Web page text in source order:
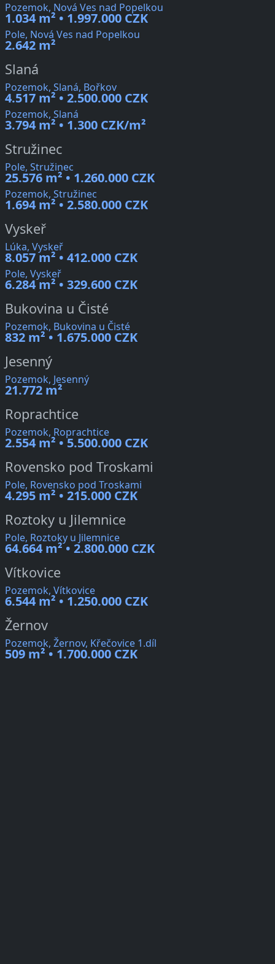
Pozemok, Nová Ves nad Popelkou
1.034 m² • 1.997.000 CZK
Pole, Nová Ves nad Popelkou
2.642 m²
Slaná
Pozemok, Slaná, Bořkov
4.517 m² • 2.500.000 CZK
Pozemok, Slaná
3.794 m² • 1.300 CZK/m²
Stružinec
Pole, Stružinec
25.576 m² • 1.260.000 CZK
Pozemok, Stružinec
1.694 m² • 2.580.000 CZK
Vyskeř
Lúka, Vyskeř
8.057 m² • 412.000 CZK
Pole, Vyskeř
6.284 m² • 329.600 CZK
Bukovina u Čisté
Pozemok, Bukovina u Čisté
832 m² • 1.675.000 CZK
Jesenný
Pozemok, Jesenný
21.772 m²
Roprachtice
Pozemok, Roprachtice
2.554 m² • 5.500.000 CZK
Rovensko pod Troskami
Pole, Rovensko pod Troskami
4.295 m² • 215.000 CZK
Roztoky u Jilemnice
Pole, Roztoky u Jilemnice
64.664 m² • 2.800.000 CZK
Vítkovice
Pozemok, Vítkovice
6.544 m² • 1.250.000 CZK
Žernov
Pozemok, Žernov, Křečovice 1.díl
509 m² • 1.700.000 CZK